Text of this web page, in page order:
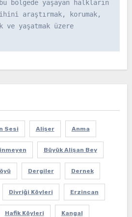
bölgede yaşayan halkların
araştırmak, korumak,
ve yaşatmak üzere
Sesi Alişer Anma
Büyük Alişan Bey
Dergiler Dernek
Divriği Köyleri Erzincan
Hafik Köyleri Kangal